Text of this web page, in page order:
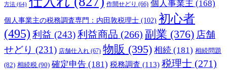
方法 (64) 作間せどり (66) 個人事業主 (168)
個人事業主の税務調査専門：内田敦税理士 (102) 初心者
(495) 利益 (243)利益商品 (266) 副業 (376) 店舗
せどり (231) 店舗仕入れ (67) 物販 (395) 相続 (181) 相続問題
(82) 相続税 (90) 確定申告 (181) 税務調査 (113) 税理士 (271)